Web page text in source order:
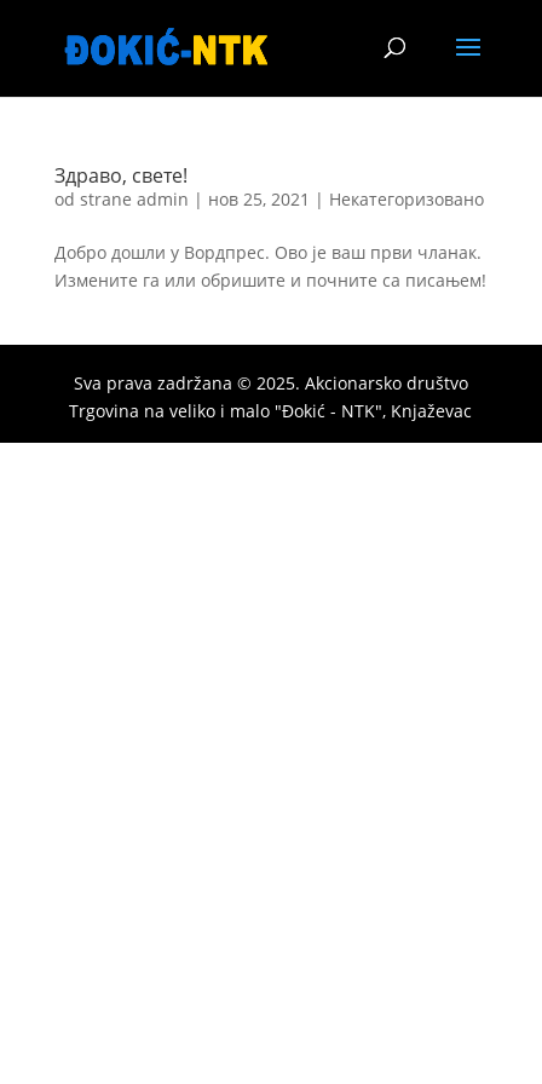
Здраво, свете!
od strane admin | нов 25, 2021 | Некатегоризовано
Добро дошли у Вордпрес. Ово је ваш први чланак.
Измените га или обришите и почните са писањем!
Sva prava zadržana © 2025. Akcionarsko društvo
Trgovina na veliko i malo "Đokić - NTK", Knjaževac